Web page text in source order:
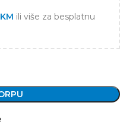
KM ili više za besplatnu